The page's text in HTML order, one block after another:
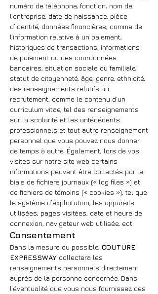
numéro de téléphone, fonction, nom de
l’entreprise, date de naissance, pièce
d’identité, données financières, comme de
l’information relative à un paiement,
historiques de transactions, informations
de paiement ou des coordonnées
bancaires; situation sociale ou familiale,
statut de citoyenneté, âge, genre, ethnicité,
des renseignements relatifs au
recrutement, comme le contenu d’un
curriculum vitae, tel des renseignements
sur la scolarité et les antécédents
professionnels et tout autre renseignement
personnel que vous pouvez nous donner
de temps à autre. Également, lors de vos
visites sur notre site web certains
informations peuvent être collectés par le
biais de fichiers journaux (« log files ») et
de fichiers de témoins (« cookies »), tel que
le système d’exploitation, les appareils
utilisées, pages visitées, date et heure de
connexion, navigateur web utilisée, ect.
Consentement
Dans la mesure du possible, COUTURE
EXPRESSWAY collectera les
renseignements personnels directement
auprès de la personne concernée. Dans
l’éventualité que vous nous fournissez des